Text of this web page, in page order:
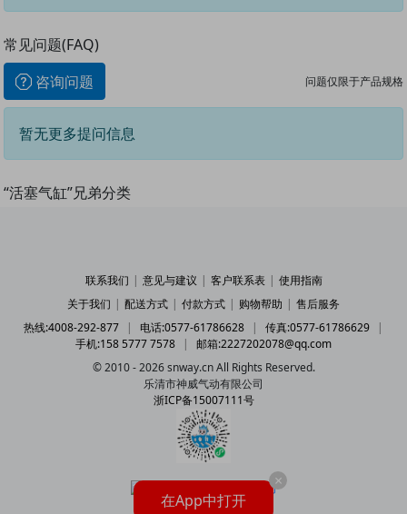
常见问题(FAQ)
咨询问题
问题仅限于产品规格
暂无更多提问信息
“活塞气缸”兄弟分类
联系我们 | 意见与建议 | 客户联系表 | 使用指南
关于我们 | 配送方式 | 付款方式 | 购物帮助 | 售后服务
热线:4008-292-877
| 电话:0577-61786628 | 传真:0577-61786629
|
手机:158 5777 7578
|
邮箱:2227202078@qq.com
© 2010 - 2026 snway.cn All Rights Reserved.
乐清市神威气动有限公司
浙ICP备15007111号
在App中打开
×